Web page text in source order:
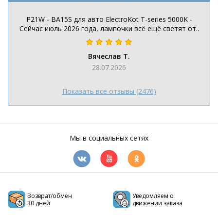
P21W - BA15S для авто ElectroKot T-series 5000K -
Сейчас июль 2026 года, лампочки всё ещё светят от..
Вячеслав Т.
28.07.2026
Показать все отзывы (2476)
Мы в социальных сетях
Возврат/обмен
30 дней
Уведомляем о
движении заказа